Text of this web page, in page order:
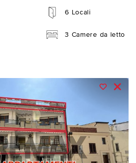
6 Locali
3 Camere da letto